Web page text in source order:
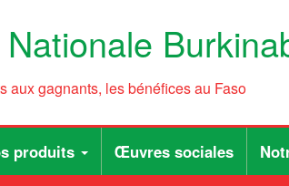
aux gagnants, les bénéfices au Faso
produits Œuvres sociales